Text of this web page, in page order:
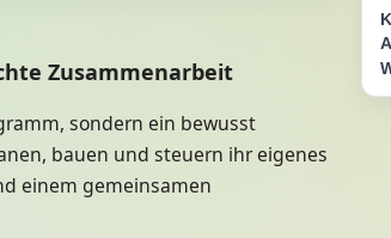
Zusammenarbeit
sondern ein bewusst
bauen und steuern ihr eigenes
einem gemeinsamen